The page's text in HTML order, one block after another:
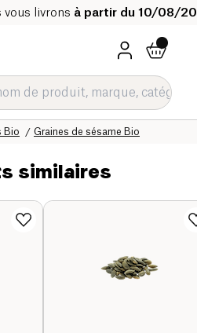
vous livrons à partir du 10/08/
Graines de sésame Bio
Bio
similaires